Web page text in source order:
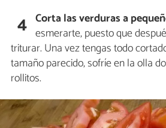
4 Corta las verduras a
esmerarte, puesto que
triturar. Una vez tengas todo
tamaño parecido, sofríe en la olla
rollitos.